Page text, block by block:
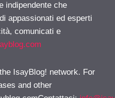
indipendente che
appassionati ed esperti
comunicati e
IsayBlog! network. For
and other